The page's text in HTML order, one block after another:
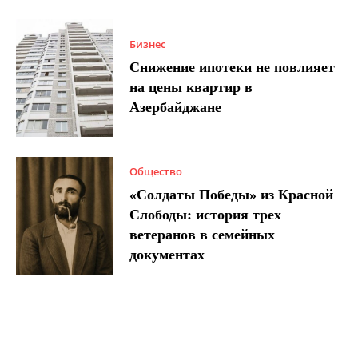
Бизнес
Снижение ипотеки не повлияет
на цены квартир в
Азербайджане
Общество
«Солдаты Победы» из Красной
Слободы: история трех
ветеранов в семейных
документах